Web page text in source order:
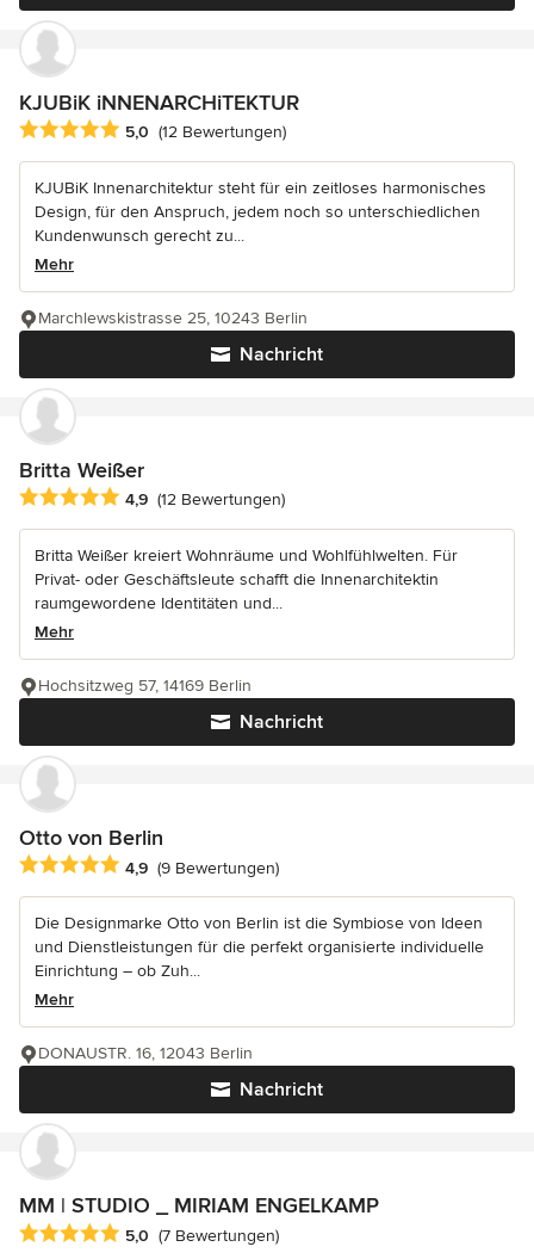
KJUBiK iNNENARCHiTEKTUR
Durchschnittliche Bewertung: 5 von 5 Sternen
5,0 (12 Bewertungen)
KJUBiK Innenarchitektur steht für ein zeitloses harmonisches
Design, für den Anspruch, jedem noch so unterschiedlichen
Kundenwunsch gerecht zu...
Mehr
Nachricht
Marchlewskistrasse 25, 10243 Berlin
Britta Weißer
Durchschnittliche Bewertung: 4.9 von 5 Sternen
4,9 (12 Bewertungen)
Britta Weißer kreiert Wohnräume und Wohlfühlwelten. Für
Privat- oder Geschäftsleute schafft die Innenarchitektin
raumgewordene Identitäten und...
Mehr
Nachricht
Hochsitzweg 57, 14169 Berlin
Otto von Berlin
Durchschnittliche Bewertung: 4.9 von 5 Sternen
4,9 (9 Bewertungen)
Die Designmarke Otto von Berlin ist die Symbiose von Ideen
und Dienstleistungen für die perfekt organisierte individuelle
Einrichtung – ob Zuh...
Mehr
Nachricht
DONAUSTR. 16, 12043 Berlin
MM | STUDIO _ MIRIAM ENGELKAMP
Durchschnittliche Bewertung: 5 von 5 Sternen
5,0 (7 Bewertungen)